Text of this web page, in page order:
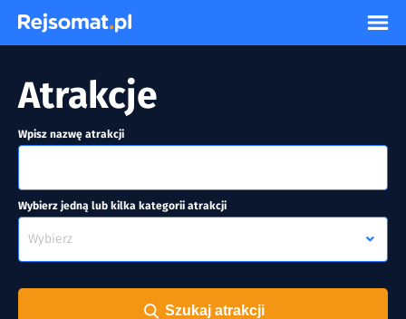
Atrakcje
Wpisz nazwę atrakcji
Wybierz jedną lub kilka kategorii atrakcji
Wybierz
Szukaj atrakcji